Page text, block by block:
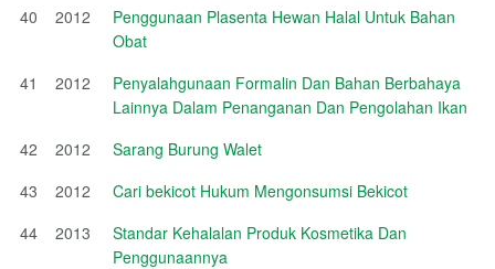
40
2012
Penggunaan Plasenta Hewan Halal Untuk Bahan
Obat
41
2012
Penyalahgunaan Formalin Dan Bahan Berbahaya
Lainnya Dalam Penanganan Dan Pengolahan Ikan
42
2012
Sarang Burung Walet
43
2012
Cari bekicot Hukum Mengonsumsi Bekicot
44
2013
Standar Kehalalan Produk Kosmetika Dan
Penggunaannya